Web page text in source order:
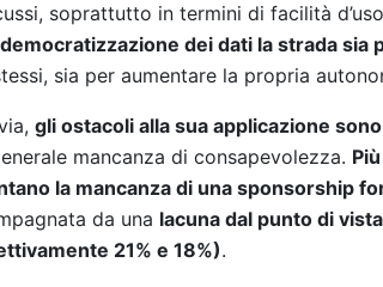
soprattutto in termini di facilità
dei dati la strada
sia per aumentare la propria
gli ostacoli alla sua applicazione
mancanza di consapevolezza.
la mancanza di una sponsorship
da una lacuna dal punto di
21% e 18%).